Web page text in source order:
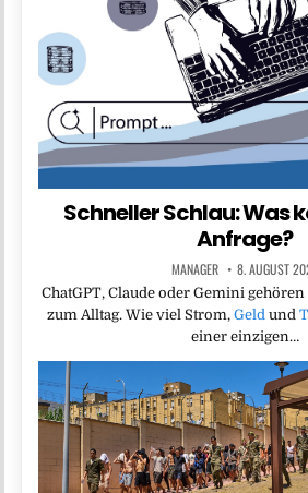
Schneller Schlau: Was
Anfrage?
MANAGER 8. AUGUST
ChatGPT, Claude oder Gemini
zum Alltag. Wie viel Strom, Geld und
einer einzigen…